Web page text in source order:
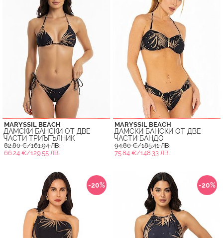
MARYSSIL BEACH
ДАМСКИ БАНСКИ ОТ ДВЕ
ЧАСТИ ТРИЪГЪЛНИК
82.80 €/161.94 ЛВ.
66.24 €/129.55 ЛВ.
MARYSSIL BEACH
ДАМСКИ БАНСКИ ОТ ДВЕ
ЧАСТИ БАНДО
94.80 €/185.41 ЛВ.
75.84 €/148.33 ЛВ.
-20% -20%